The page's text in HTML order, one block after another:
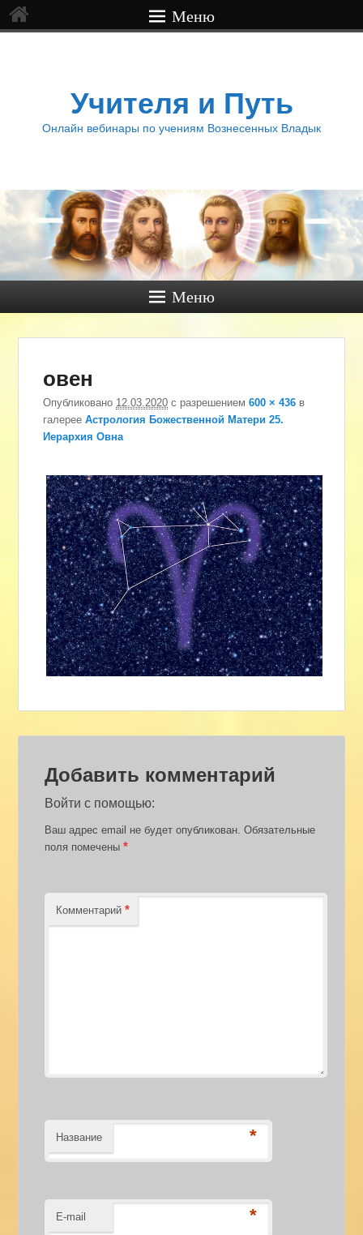
Меню
Учителя и Путь
Онлайн вебинары по учениям Вознесенных Владык
Меню
овен
Опубликовано 12.03.2020 с разрешением600 × 436 в
галерееАстрология Божественной Матери 25.
Иерархия Овна
Добавить комментарий
Войти с помощью:
Ваш адрес email не будет опубликован. Обязательные
поля помечены*
Комментарий*
Название *
E-mail *